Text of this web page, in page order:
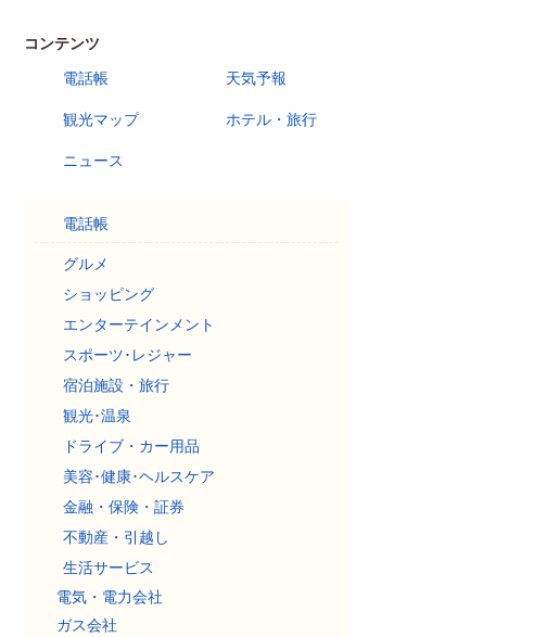
コンテンツ
電話帳
天気予報
観光マップ ホテル・旅行
ニュース
電話帳
グルメ
ショッピング
エンターテインメント
スポーツ･レジャー
宿泊施設・旅行
観光･温泉
ドライブ・カー用品
美容･健康･ヘルスケア
金融・保険・証券
不動産・引越し
生活サービス
電気・電力会社
ガス会社